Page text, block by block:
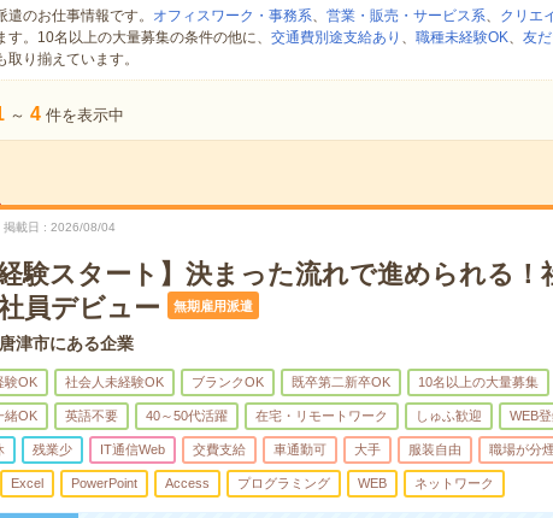
遣のお仕事情報です。 オフィスワーク・事務系、 営業・販売・サービス系、 クリエ
す。10名以上の大量募集の条件の他に、 交通費別途支給あり 、 職種未経験OK、 友
取り揃えています。
～ 4 件を表示中
掲載日 2026/08/04
経験スタート】決まった流れで進められる！
員デビュー
無期雇用派遣
唐津市にある企業
験OK 社会人未経験OK ブランクOK 既卒第二新卒OK 10名以上の大量募集
緒OK 英語不要 40～50代活躍 在宅・リモートワーク しゅふ歓迎 WEB
残業少 IT通信Web 交費支給 車通勤可 大手 服装自由 職場が分
Excel PowerPoint Access プログラミング WEB ネットワーク